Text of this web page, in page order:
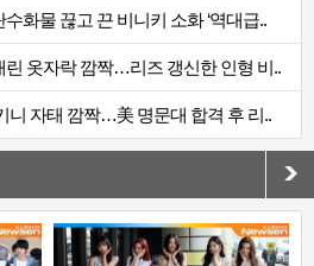
화물 끊고 끈 비니키 소화 ‘역대급..
린 옷자락 깜짝…리즈 갱신한 인형 비..
니 자태 깜짝…美 명문대 합격 후 리..